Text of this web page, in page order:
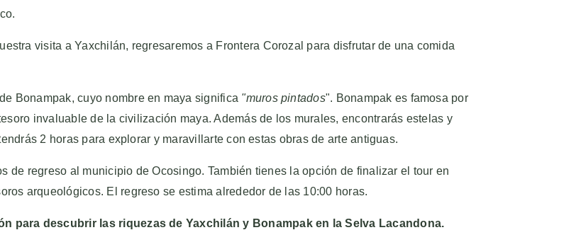
visita a Yaxchilán, regresaremos a Frontera Corozal para disfrutar de una comida
Bonampak, cuyo nombre en maya significa "muros pintados". Bonampak es famosa por
invaluable de la civilización maya. Además de los murales, encontrarás estelas y
2 horas para explorar y maravillarte con estas obras de arte antiguas.
de regreso al municipio de Ocosingo. También tienes la opción de finalizar el tour en
arqueológicos. El regreso se estima alrededor de las 10:00 horas.
para descubrir las riquezas de Yaxchilán y Bonampak en la Selva Lacandona.